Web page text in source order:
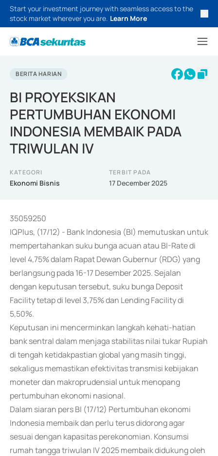
Start your investment journey with seamless access to the
stock market wherever you are. Learn More
BERITA HARIAN
BI PROYEKSIKAN
PERTUMBUHAN EKONOMI
INDONESIA MEMBAIK PADA
TRIWULAN IV
KATEGORI
Ekonomi Bisnis
TERBIT PADA
17 December 2025
35059250
IQPlus, (17/12) - Bank Indonesia (BI) memutuskan untuk
mempertahankan suku bunga acuan atau BI-Rate di
level 4,75% dalam Rapat Dewan Gubernur (RDG) yang
berlangsung pada 16-17 Desember 2025. Sejalan
dengan keputusan tersebut, suku bunga Deposit
Facility tetap di level 3,75% dan Lending Facility di
5,50%.
Keputusan ini mencerminkan langkah kehati-hatian
bank sentral dalam menjaga stabilitas nilai tukar Rupiah
di tengah ketidakpastian global yang masih tinggi,
sekaligus memastikan efektivitas transmisi kebijakan
moneter dan makroprudensial untuk menopang
pertumbuhan ekonomi nasional.
Dalam siaran pers BI (17/12) Pertumbuhan ekonomi
Indonesia membaik dan perlu terus didorong agar
sesuai dengan kapasitas perekonomian. Konsumsi
rumah tangga triwulan IV 2025 membaik didukung oleh